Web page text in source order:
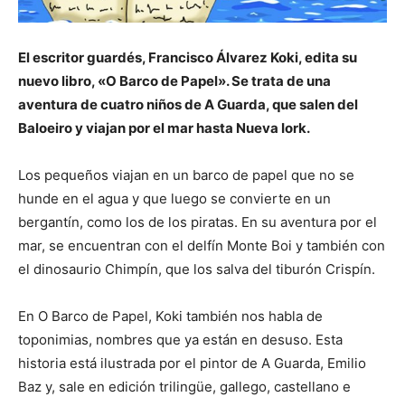
El escritor guardés, Francisco Álvarez Koki, edita su
nuevo libro, «O Barco de Papel». Se trata de una
aventura de cuatro niños de A Guarda, que salen del
Baloeiro y viajan por el mar hasta Nueva Iork.
Los pequeños viajan en un barco de papel que no se
hunde en el agua y que luego se convierte en un
bergantín, como los de los piratas. En su aventura por el
mar, se encuentran con el delfín Monte Boi y también con
el dinosaurio Chimpín, que los salva del tiburón Crispín.
En O Barco de Papel, Koki también nos habla de
toponimias, nombres que ya están en desuso. Esta
historia está ilustrada por el pintor de A Guarda, Emilio
Baz y, sale en edición trilingüe, gallego, castellano e